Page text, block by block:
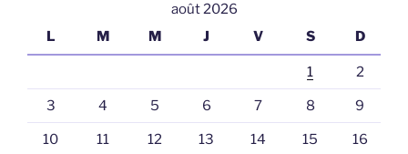
août 2026
L
M M J V S D
1 2
3 4 5 6 7 8 9
10 11 12 13 14 15 16